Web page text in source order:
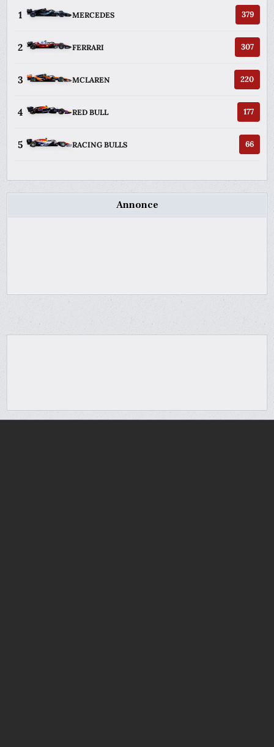
1 MERCEDES 379
2 FERRARI 307
3 MCLAREN 220
4 RED BULL 177
5 RACING BULLS 66
Annonce